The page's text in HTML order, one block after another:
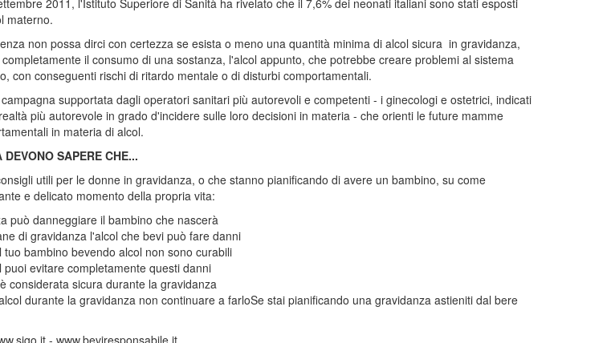
2011, l'Istituto Superiore di Sanità ha rivelato che il 7,6% dei neonati italiani sono stati esposti
materno.
non possa dirci con certezza se esista o meno una quantità minima di alcol sicura in gravidanza,
il consumo di una sostanza, l'alcol appunto, che potrebbe creare problemi al sistema
con conseguenti rischi di ritardo mentale o di disturbi comportamentali.
supportata dagli operatori sanitari più autorevoli e competenti - i ginecologi e ostetrici, indicati
più autorevole in grado d'incidere sulle loro decisioni in materia - che orienti le future mamme
in materia di alcol.
SAPERE CHE...
utili per le donne in gravidanza, o che stanno pianificando di avere un bambino, su come
e delicato momento della propria vita:
può danneggiare il bambino che nascerà
di gravidanza l'alcol che bevi può fare danni
bambino bevendo alcol non sono curabili
puoi evitare completamente questi danni
considerata sicura durante la gravidanza
durante la gravidanza non continuare a farloSe stai pianificando una gravidanza astieniti dal bere
- www.beviresponsabile.it